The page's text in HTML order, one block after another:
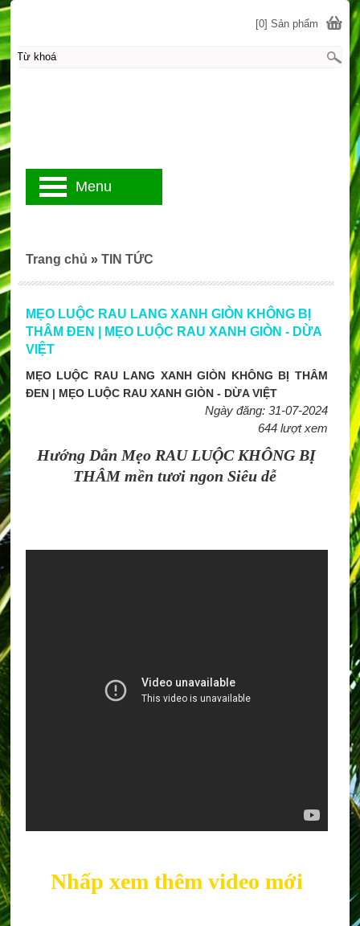
MẸO LUỘC RAU LANG XANH GIÒN KHÔNG BỊ
THÂM ĐEN | MẸO LUỘC RAU XANH GIÒN - DỪA
VIỆT
MẸO LUỘC RAU LANG XANH GIÒN KHÔNG BỊ THÂM
ĐEN | MẸO LUỘC RAU XANH GIÒN - DỪA VIỆT
Ngày đăng: 31-07-2024
644 lượt xem
Hướng Dẫn Mẹo RAU LUỘC KHÔNG BỊ
THÂM mền tươi ngon Siêu dễ
Nhấp xem thêm video mới
Trang chủ » TIN TỨC
[0] Sản phẩm
Menu